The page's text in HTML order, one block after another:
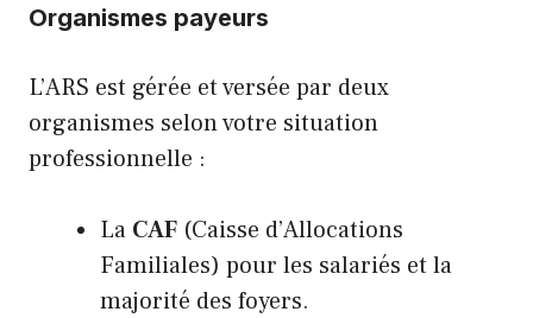
Organismes payeurs
L’ARS est gérée et versée par deux
organismes selon votre situation
professionnelle :
La CAF (Caisse d’Allocations
Familiales) pour les salariés et la
majorité des foyers.